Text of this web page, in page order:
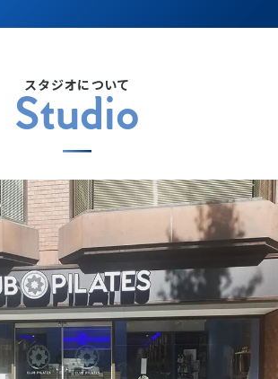
スタジオについて
Studio